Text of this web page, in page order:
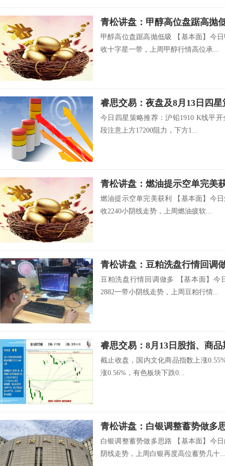
青松讲盘：甲醇高位盘踞高抛
甲醇高位盘踞高抛低吸 【基本面】今
收十字星一带，上周甲醇行情高位承...
睿思交易：夜盘及8月13日四
今日四星策略推荐：沪铅1910 K线平
段注意上方17200阻力，下方1...
青松讲盘：燃油提示空单完美
燃油提示空单完美获利 【基本面】今
收2240小阴线走势，上周燃油疲软...
青松讲盘：豆粕洗盘行情回调
豆粕洗盘行情回调做多 【基本面】今
2882一带小阴线走势，上周豆粕行情...
睿思交易：8月13日股指、商
截止收盘，国内文化商品指数上涨
涨0.56%，有色板块下跌0...
青松讲盘：白银调整蓄势做多
白银调整蓄势做多思路 【基本面】今
阴线走势，上周白银再度高位蓄势几十